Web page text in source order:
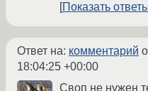
Показать
Ответ на: комментарий
18:04:25 +00:00
Своп не нужен